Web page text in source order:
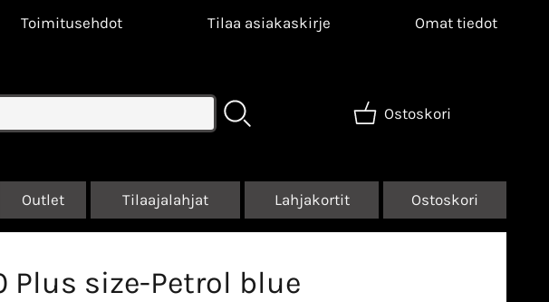
Toimitusehdot Tilaa asiakaskirje Omat tiedot
Ostoskori
Outlet Tilaajalahjat Lahjakortit Ostoskori
Plus size-Petrol blue